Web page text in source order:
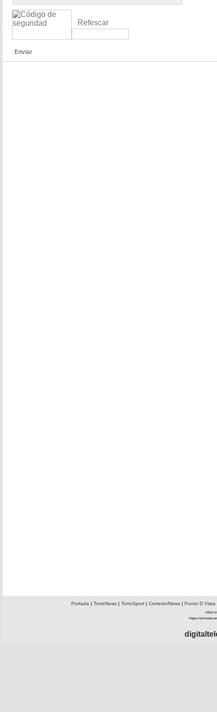
Refescar
Enviar
Portada | TorreNews| TorreSport| CorredorNews| Punto D Vista
©2010 El
Página Optimizada